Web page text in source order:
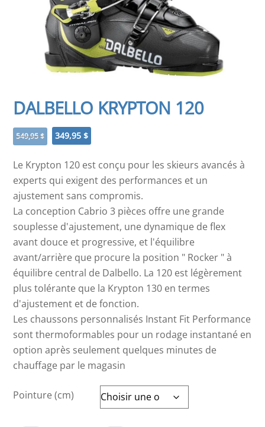
DALBELLO KRYPTON 120
549,95$
Le
prix
initial
était :
549,95 $.
349,95 $
prix
actuel
est :
349,95 $.
Le Krypton 120 est conçu pour les skieurs avancés à
experts qui exigent des performances et un
ajustement sans compromis.
La conception Cabrio 3 pièces offre une grande
souplesse d'ajustement, une dynamique de flex
avant douce et progressive, et l'équilibre
avant/arrière que procure la position " Rocker " à
équilibre central de Dalbello. La 120 est légèrement
plus tolérante que la Krypton 130 en termes
d'ajustement et de fonction.
Les chaussons personnalisés Instant Fit Performance
sont thermoformables pour un rodage instantané en
option après seulement quelques minutes de
chauffage par le magasin
Pointure (cm)